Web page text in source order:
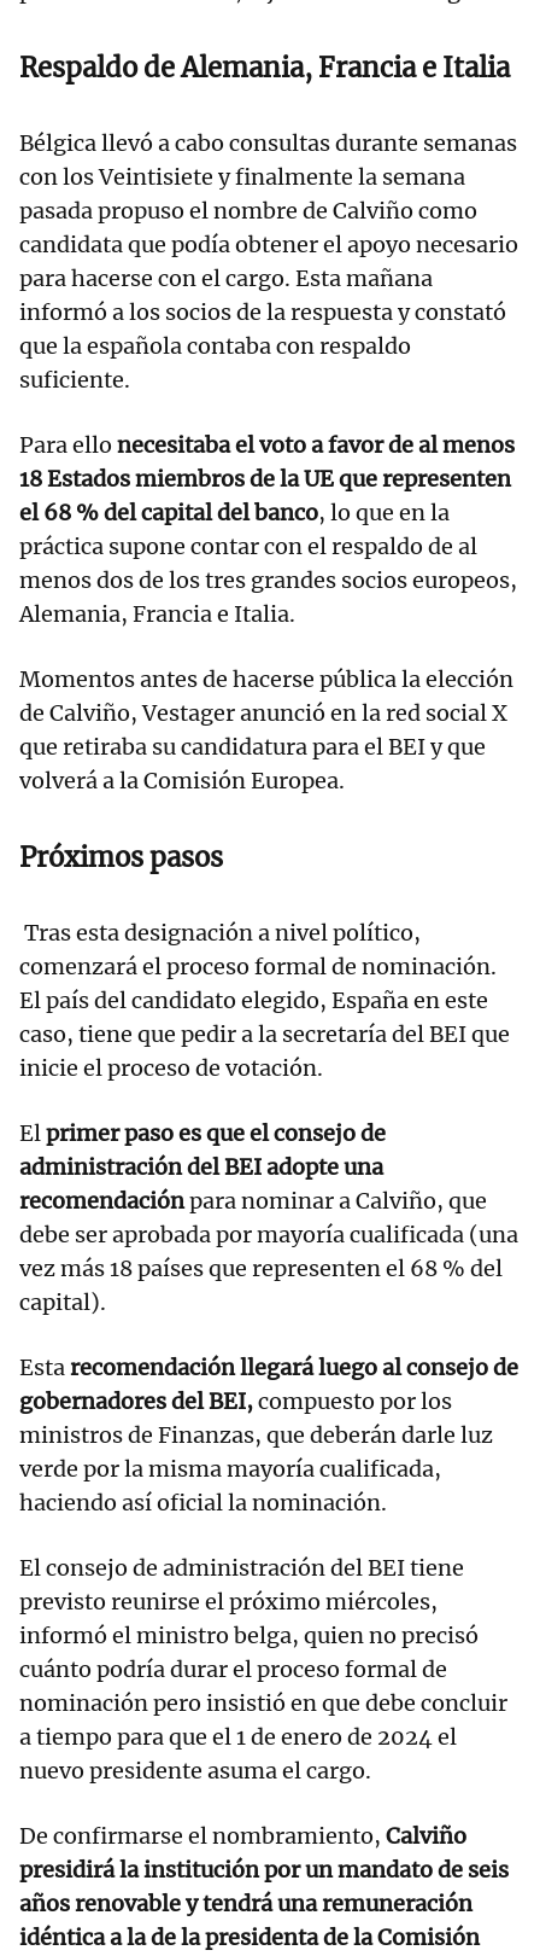
Respaldo de Alemania, Francia e Italia
Bélgica llevó a cabo consultas durante semanas
con los Veintisiete y finalmente la semana
pasada propuso el nombre de Calviño como
candidata que podía obtener el apoyo necesario
para hacerse con el cargo. Esta mañana
informó a los socios de la respuesta y constató
que la española contaba con respaldo
suficiente.
Para ello necesitaba el voto a favor de al menos
18 Estados miembros de la UE que representen
el 68 % del capital del banco, lo que en la
práctica supone contar con el respaldo de al
menos dos de los tres grandes socios europeos,
Alemania, Francia e Italia.
Momentos antes de hacerse pública la elección
de Calviño, Vestager anunció en la red social X
que retiraba su candidatura para el BEI y que
volverá a la Comisión Europea.
Próximos pasos
Tras esta designación a nivel político,
comenzará el proceso formal de nominación.
El país del candidato elegido, España en este
caso, tiene que pedir a la secretaría del BEI que
inicie el proceso de votación.
Elprimer paso es que el consejo de
administración del BEI adopte una
recomendaciónpara nominar a Calviño, que
debe ser aprobada por mayoría cualificada (una
vez más 18 países que representen el 68 % del
capital).
Estarecomendación llegará luego al consejo de
gobernadores del BEI,compuesto por los
ministros de Finanzas, que deberán darle luz
verde por la misma mayoría cualificada,
haciendo así oficial la nominación.
El consejo de administración del BEI tiene
previsto reunirse el próximo miércoles,
informó el ministro belga, quien no precisó
cuánto podría durar el proceso formal de
nominación pero insistió en que debe concluir
a tiempo para que el 1 de enero de 2024 el
nuevo presidente asuma el cargo.
De confirmarse el nombramiento, Calviño
presidirá la institución por un mandato de seis
años renovable y tendrá una remuneración
idéntica a la de la presidenta de la Comisión